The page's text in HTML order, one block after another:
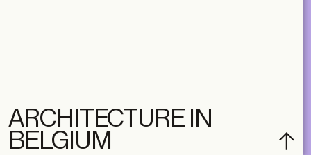
ARCHITECTURE IN
BELGIUM